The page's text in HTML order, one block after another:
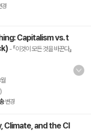
경
Capitalism vs. t
- 『이것이 모든 것을 바꾼다』
변경
Climate, and the Cl